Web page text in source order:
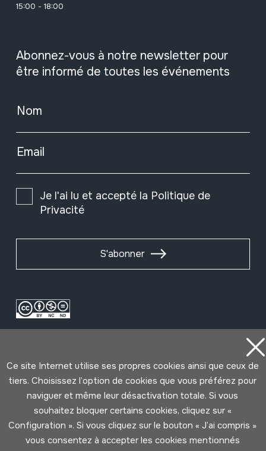
15:00 - 18:00
Abonnez-vous à notre newsletter pour
être informé de toutes les événements
Nom
Email
Je l'ai lu et accepté la Politique de
Privacité
S'abonner
Conditions d'Utilisation
Politique de Privacité
Cookies politique
Ce site Internet utilise ses propres cookies ainsi que ceux de
tiers. Choisissez l’option de cookies que vous préférez pour
naviguer et même leur désactivation totale. Si vous
souhaitez bloquer certains cookies, cliquez sur «
Configuration ». Si vous cliquez sur le bouton « J’ai compris »
vous consentez à accepter les cookies mentionnés